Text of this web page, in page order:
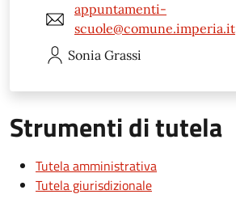
appuntamenti-
scuole@comune.imperia.it
Sonia Grassi
Strumenti di tutela
Tutela amministrativa
Tutela giurisdizionale